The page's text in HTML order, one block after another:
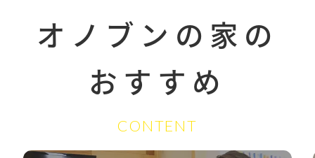
オノブンの家の
おすすめ
CONTENT